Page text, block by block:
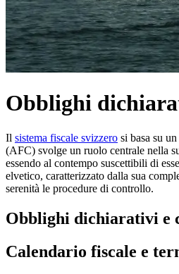
Obblighi
Il sistema fiscale svizzero si basa su
(AFC) svolge un ruolo centrale nella
essendo al contempo suscettibili di
elvetico, caratterizzato dalla sua
serenità le procedure di controllo.
Obblighi dichiarativi e
Calendario fiscale e